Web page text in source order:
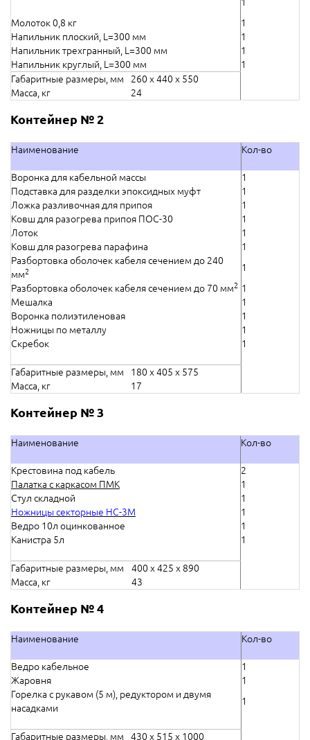
1
Молоток 0,8 кг
1
Напильник плоский, L=300 мм
1
Напильник трехгранный, L=300 мм
1
Напильник круглый, L=300 мм
1
Габаритные размеры, мм
260 х 440 х 550
Масса, кг
24
Контейнер № 2
Наименование Кол-во
Воронка для кабельной массы
1
Подставка для разделки эпоксидных муфт
1
Ложка разливочная для припоя
1
Ковш для разогрева припоя ПОС-30
1
Лоток
1
Ковш для разогрева парафина
1
Разбортовка оболочек кабеля сечением до 240
мм2
1
Разбортовка оболочек кабеля сечением до 70 мм2 1
Мешалка
1
Воронка полиэтиленовая
1
Ножницы по металлу
1
Скребок
1
Габаритные размеры, мм
180 х 405 х 575
Масса, кг
17
Контейнер № 3
Наименование Кол-во
Крестовина под кабель
2
Палатка с каркасом ПМК
1
Стул складной
1
Ножницы секторные НС-3М
1
Ведро 10л оцинкованное
1
Канистра 5л
1
Габаритные размеры, мм
400 х 425 х 890
Масса, кг
43
Контейнер № 4
Наименование Кол-во
Ведро кабельное
1
Жаровня
1
Горелка с рукавом (5 м), редуктором и двумя
насадками
1
Габаритные размеры, мм
430 х 515 х 1000